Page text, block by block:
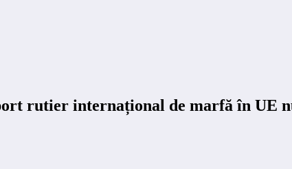
rutier internațional de marfă în UE